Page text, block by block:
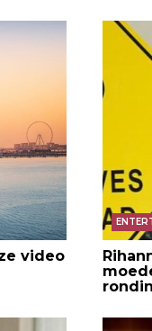
video